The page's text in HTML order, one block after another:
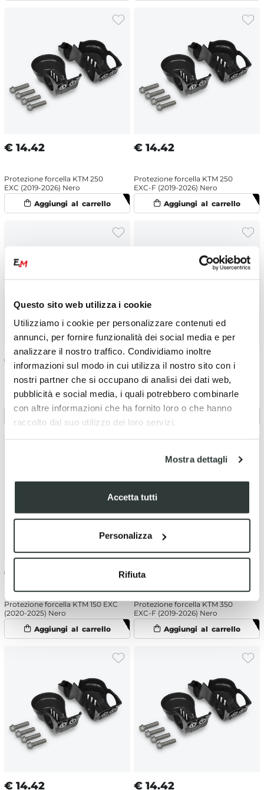
Questo sito web utilizza i cookie
Utilizziamo i cookie per personalizzare contenuti ed
annunci, per fornire funzionalità dei social media e per
analizzare il nostro traffico. Condividiamo inoltre
informazioni sul modo in cui utilizza il nostro sito con i
nostri partner che si occupano di analisi dei dati web,
pubblicità e social media, i quali potrebbero combinarle
con altre informazioni che ha fornito loro o che hanno
raccolto dal suo utilizzo dei loro servizi.
Mostra dettagli
Accetta tutti
Personalizza
Rifiuta
€ 14.42
Protezione forcella KTM 250
EXC (2019-2026) Nero
€ 14.42
Protezione forcella KTM 250
EXC-F (2019-2026) Nero
€ 14.42
Protezione forcella Gasgas 350
EC-F (2021-2026) Nero
€ 14.42
Protezione forcella KTM 500
EXC-F (2019-2026) Nero
€
Protezione forcella KTM 150 EXC
(2020-2025) Nero
€ 14.42
Protezione forcella KTM 350
EXC-F (2019-2026) Nero
€ 14.42 € 14.42